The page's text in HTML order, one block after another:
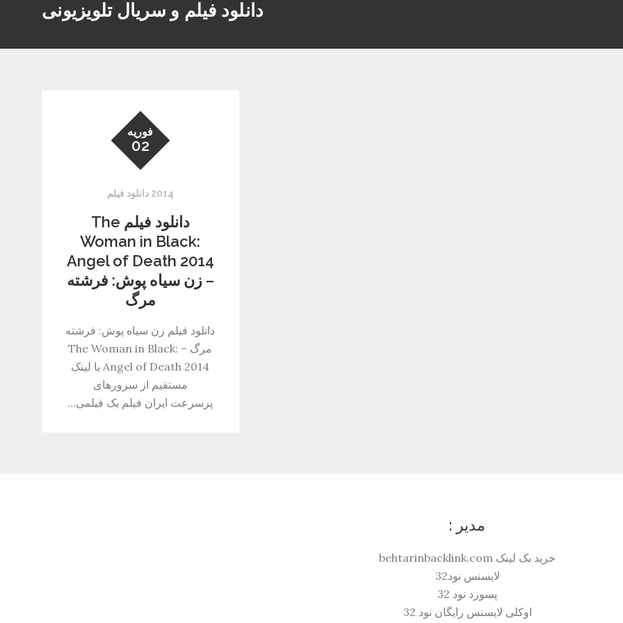
دانلود فیلم و سریال تلویزیونی
فوریه
02
2014 دانلود فیلم
دانلود فیلم The
Woman in Black:
Angel of Death 2014
– زن سیاه پوش: فرشته
مرگ
دانلود فیلم زن سیاه پوش: فرشته
مرگ – The Woman in Black:
Angel of Death 2014 با لینک
مستقیم از سرورهای
پرسرعت ایران فیلم یک فیلمی…
مدیر :
خرید بک لینک behtarinbacklink.com
لایسنس نود32
پسورد نود 32
اوکلی لایسنس رایگان نود 32